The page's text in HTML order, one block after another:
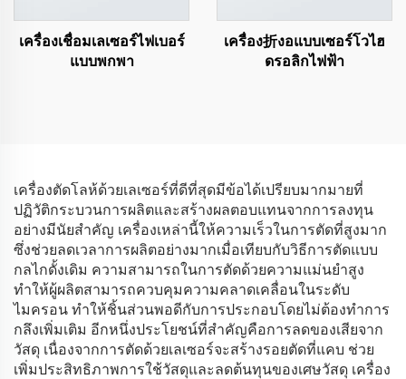
เครื่องเชื่อมเลเซอร์ไฟเบอร์
แบบพกพา
เครื่อง折งอแบบเซอร์โวไฮ
ดรอลิกไฟฟ้า
เครื่องตัดโลห้ด้วยเลเซอร์ที่ดีที่สุดมีข้อได้เปรียบมากมายที่
ปฏิวัติกระบวนการผลิตและสร้างผลตอบแทนจากการลงทุน
อย่างมีนัยสำคัญ เครื่องเหล่านี้ให้ความเร็วในการตัดที่สูงมาก
ซึ่งช่วยลดเวลาการผลิตอย่างมากเมื่อเทียบกับวิธีการตัดแบบ
กลไกดั้งเดิม ความสามารถในการตัดด้วยความแม่นยำสูง
ทำให้ผู้ผลิตสามารถควบคุมความคลาดเคลื่อนในระดับ
ไมครอน ทำให้ชิ้นส่วนพอดีกับการประกอบโดยไม่ต้องทำการ
กลึงเพิ่มเติม อีกหนึ่งประโยชน์ที่สำคัญคือการลดของเสียจาก
วัสดุ เนื่องจากการตัดด้วยเลเซอร์จะสร้างรอยตัดที่แคบ ช่วย
เพิ่มประสิทธิภาพการใช้วัสดุและลดต้นทุนของเศษวัสดุ เครื่อง